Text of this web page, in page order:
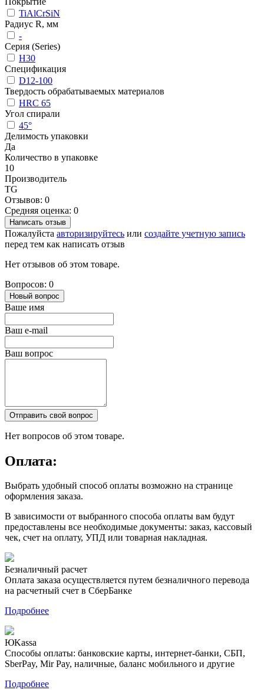
TiAlCrSiN
Радиус R, мм
-
Серия (Series)
H30
Спецификация
D12-100
Твердость обрабатываемых материалов
HRC 65
Угол спирали
45°
Делимость упаковки
Да
Количество в упаковке
10
Производитель
TG
Отзывов: 0
Средняя оценка: 0
Написать отзыв
Пожалуйста авторизируйтесь или создайте учетную запись
перед тем как написать отзыв
Нет отзывов об этом товаре.
Вопросов: 0
Новый вопрос
Ваше имя
Ваш e-mail
Ваш вопрос
Отправить свой вопрос
Нет вопросов об этом товаре.
Оплата:
Выбрать удобный способ оплаты возможно на странице
оформления заказа.
В зависимости от выбранного способа оплаты вам будут
предоставлены все необходимые документы: заказ, кассовый
чек, счет на оплату, УПД или товарная накладная.
Безналичный расчет
Оплата заказа осуществляется путем безналичного перевода
на расчетный счет в СберБанке
Подробнее
ЮKassa
Способы оплаты: банковские карты, интернет-банки, СБП,
SberPay, Mir Pay, наличные, баланс мобильного и другие
Подробнее